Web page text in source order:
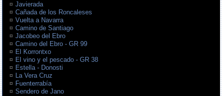
Javierada
Cañada de los Roncaleses
Vuelta a Navarra
Camino de Santiago
Jacobeo del Ebro
Camino del Ebro - GR 99
El Korrontxo
El vino y el pescado - GR 38
Estella - Donosti
La Vera Cruz
Fuenterrabía
Sendero de Jano